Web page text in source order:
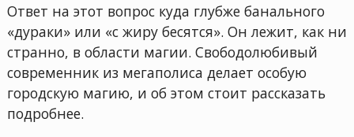
Ответ на этот вопрос куда глубже банального
«дураки» или «с жиру бесятся». Он лежит, как ни
странно, в области магии. Свободолюбивый
современник из мегаполиса делает особую
городскую магию, и об этом стоит рассказать
подробнее.